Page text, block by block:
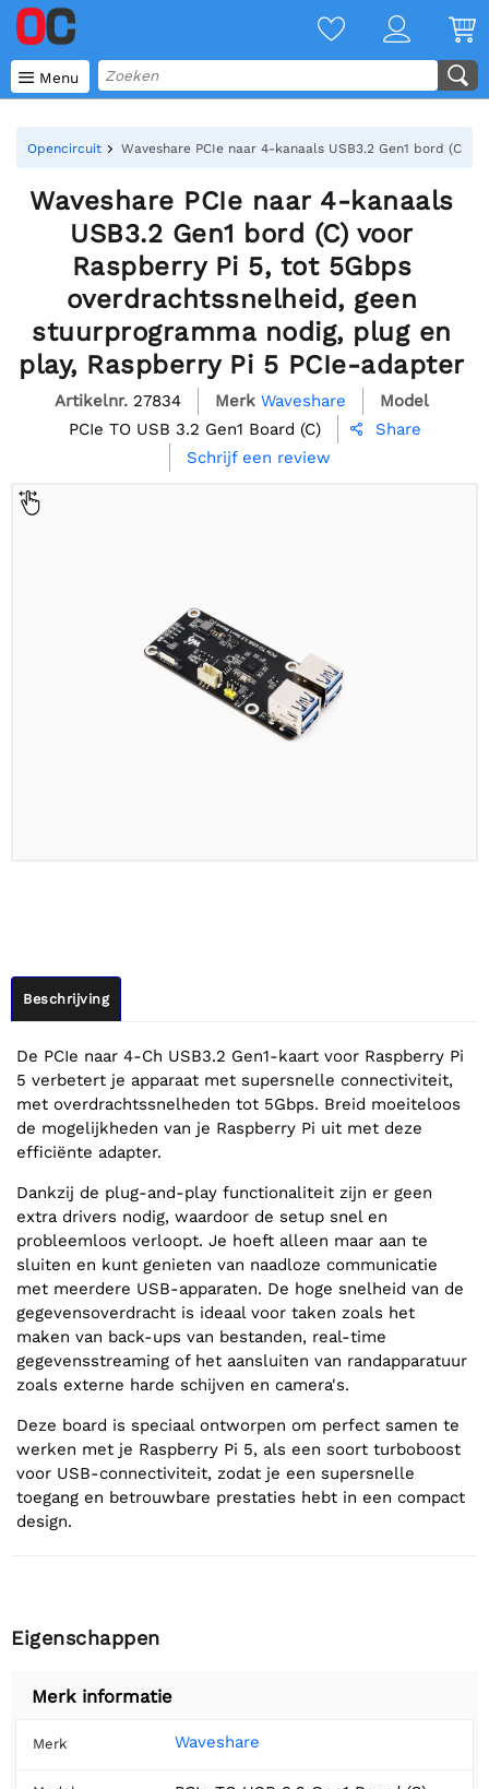
 Menu
Opencircuit Waveshare PCIe naar 4-kanaals USB3.2 Gen1 bord (C)
Waveshare PCIe naar 4-kanaals
USB3.2 Gen1 bord (C) voor
Raspberry Pi 5, tot 5Gbps
overdrachtssnelheid, geen
stuurprogramma nodig, plug en
play, Raspberry Pi 5 PCIe-adapter
Artikelnr. 27834 Merk Waveshare
Model
PCIe TO USB 3.2 Gen1 Board (C)

Share
Schrijf een review
Beschrijving
De PCIe naar 4-Ch USB3.2 Gen1-kaart voor Raspberry Pi
5 verbetert je apparaat met supersnelle connectiviteit,
met overdrachtssnelheden tot 5Gbps. Breid moeiteloos
de mogelijkheden van je Raspberry Pi uit met deze
efficiënte adapter.
Dankzij de plug-and-play functionaliteit zijn er geen
extra drivers nodig, waardoor de setup snel en
probleemloos verloopt. Je hoeft alleen maar aan te
sluiten en kunt genieten van naadloze communicatie
met meerdere USB-apparaten. De hoge snelheid van de
gegevensoverdracht is ideaal voor taken zoals het
maken van back-ups van bestanden, real-time
gegevensstreaming of het aansluiten van randapparatuur
zoals externe harde schijven en camera's.
Deze board is speciaal ontworpen om perfect samen te
werken met je Raspberry Pi 5, als een soort turboboost
voor USB-connectiviteit, zodat je een supersnelle
toegang en betrouwbare prestaties hebt in een compact
design.
Eigenschappen
Merk informatie
Merk Waveshare